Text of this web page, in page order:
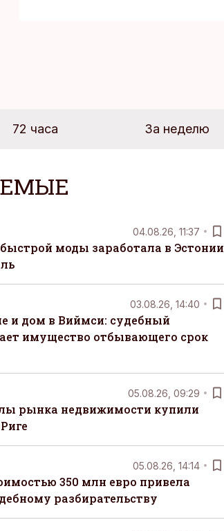
72 часа За неделю
04.08.26, 11:37
быстрой моды заработала в Эстонии
03.08.26, 14:40
и дом в Виймси: судебный
имущество отбывающего срок
05.08.26, 09:29
рынка недвижимости купили
05.08.26, 14:14
350 млн евро привела
разбирательству